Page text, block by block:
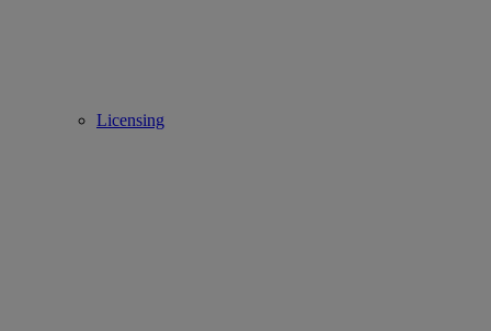
Licensing